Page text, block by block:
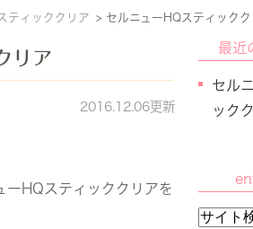
ティッククリア セルニューHQスティック
リア
2016.12.06更新
ーHQスティッククリアを
最近
セル
ック